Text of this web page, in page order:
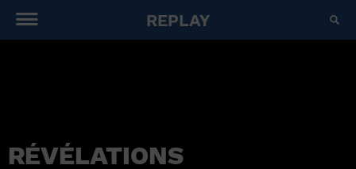
REPLAY
RÉVÉLATIONS